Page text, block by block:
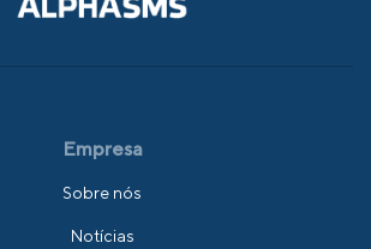
Empresa
Sobre nós
Notícias